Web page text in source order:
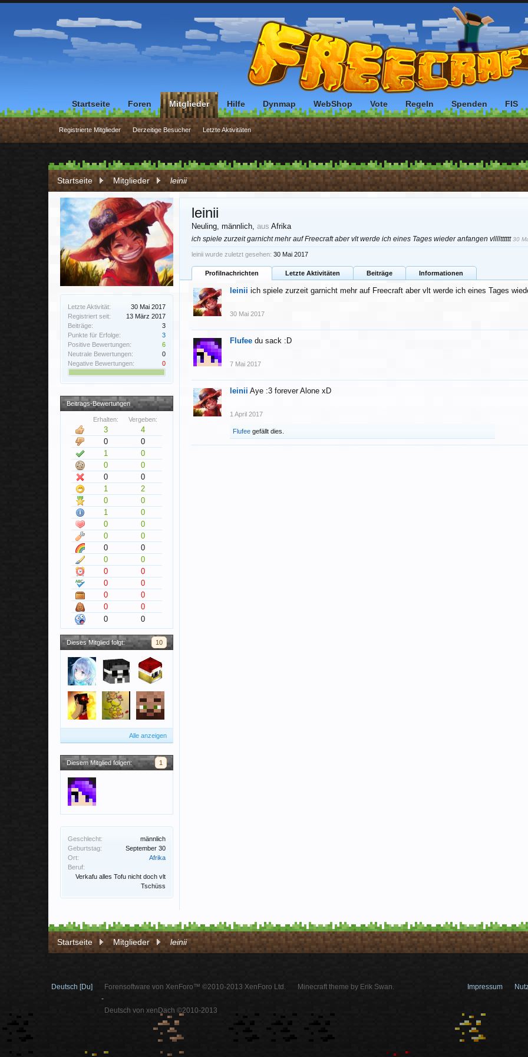
Startseite Mitglieder leinii
Letzte Aktivität:
30 Mai 2017
Registriert seit:
13 März 2017
Beiträge:
3
Punkte für Erfolge:
3
Positive Bewertungen:
6
Neutrale Bewertungen:
0
Negative Bewertungen:
0
Beitrags-Bewertungen
Erhalten: Vergeben:
3
4
0
0
1
0
0
0
0
0
1
2
0
0
1
0
0
0
0
0
0
0
0
0
0
0
0
0
0
0
0
0
0
0
Dieses Mitglied folgt: 10
Alle anzeigen
Diesem Mitglied folgen: 1
Geschlecht:
männlich
Geburtstag:
September 30
Ort:
Afrika
Beruf:
Verkafu alles Tofu nicht doch vlt
Tschüss
leinii
Neuling, männlich, aus Afrika
ich spiele zurzeit garnicht mehr auf Freecraft aber vlt werde ich eines Tages wieder anfangen vlllltttttt30
leinii wurde zuletzt gesehen: 30 Mai 2017
Profilnachrichten Letzte Aktivitäten Beiträge Informationen
leinii ich spiele zurzeit garnicht mehr auf Freecraft aber vlt werde ich eines Tages
30 Mai 2017
Flufee du sack :D
7 Mai 2017
leinii Aye :3 forever Alone xD
1 April 2017
Flufee gefällt dies.
Startseite Mitglieder leinii
Startseite Foren Mitglieder
Registrierte Mitglieder Derzeitige Besucher Letzte Aktivitäten
Hilfe Dynmap WebShop Vote Regeln Spenden FIS
Deutsch [Du]
Forensoftware von XenForo™ ©2010-2013 XenForo Ltd.
-
Deutsch von xenDach ©2010-2013
Minecraft theme by Erik Swan. Impressum